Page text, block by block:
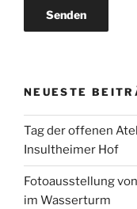
NEUESTE
Tag der offenen
Insultheimer Hof
Fotoausstellung
im Wasserturm